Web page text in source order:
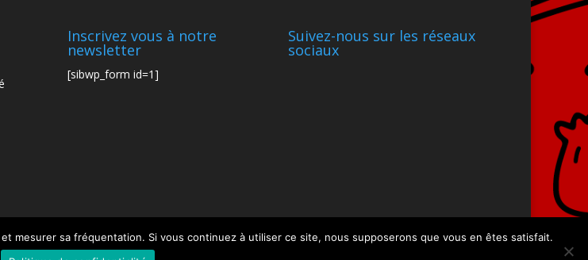
Inscrivez vous à notre
newsletter
[sibwp_form id=1]
Suivez-nous sur les réseaux
sociaux
mesurer sa fréquentation. Si vous continuez à utiliser ce site, nous supposerons que vous en êtes satisfait.